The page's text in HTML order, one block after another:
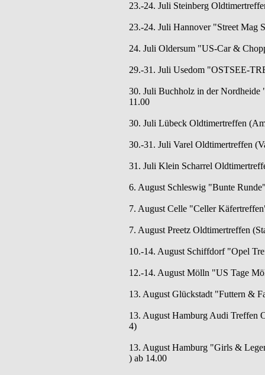
23.-24. Juli Steinberg
23.-24. Juli Hannover "Street Mag
24. Juli Oldersum "US-Car &
29.-31. Juli Usedom "OSTSEE-
30. Juli Buchholz in der
11.00
30. Juli Lübeck Oldtimertreffen
30.-31. Juli Varel Oldtimertreffen
31. Juli Klein Scharrel
6. August Schleswig "Bunte
7. August Celle "Celler
7. August Preetz Oldtimertreffen
10.-14. August Schiffdorf "Opel
12.-14. August Mölln "US Tage
13. August Glückstadt "Futtern &
13. August Hamburg Audi Treffen
4)
13. August Hamburg "Girls &
) ab 14.00